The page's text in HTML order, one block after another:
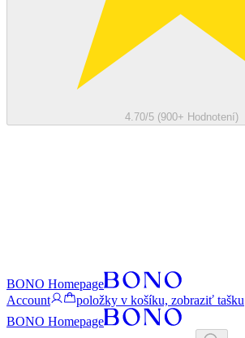
4.70/5 (900+ Hodnotení)
BONO Homepage
Account
položky v košíku, zobraziť tašku
BONO Homepage